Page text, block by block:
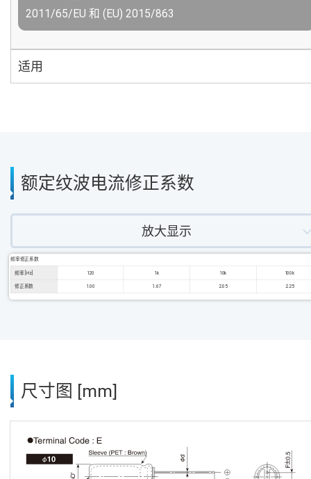
2011/65/EU 和 (EU) 2015/863
适用
额定纹波电流修正系数
放大显示
频率修正系数
频率 [Hz] 120 1k 10k 100k
修正系数 1.00 1.67 2.05 2.25
尺寸图 [mm]